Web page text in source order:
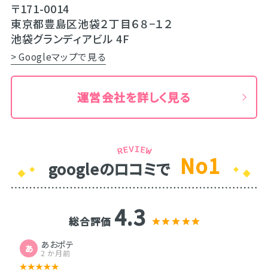
〒171-0014
東京都豊島区池袋２丁目６８−１２
池袋グランディアビル 4F
> Googleマップで見る
運営会社を詳しく見る
googleのロコミで No1
総合評価 4.3
あ あおポテ
2 か月前